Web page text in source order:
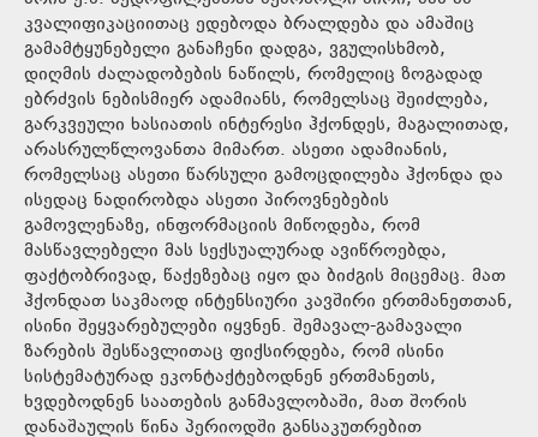
კვალიფიკაციითაც ედებოდა ბრალდება და ამაშიც
გამამტყუნებელი განაჩენი დადგა, ვგულისხმობ,
დიღმის ძალადობების ნაწილს, რომელიც ზოგადად
ებრძვის ნებისმიერ ადამიანს, რომელსაც შეიძლება,
გარკვეული ხასიათის ინტერესი ჰქონდეს, მაგალითად,
არასრულწლოვანთა მიმართ. ასეთი ადამიანის,
რომელსაც ასეთი წარსული გამოცდილება ჰქონდა და
ისედაც ნადირობდა ასეთი პიროვნებების
გამოვლენაზე, ინფორმაციის მიწოდება, რომ
მასწავლებელი მას სექსუალურად ავიწროებდა,
ფაქტობრივად, წაქეზებაც იყო და ბიძგის მიცემაც. მათ
ჰქონდათ საკმაოდ ინტენსიური კავშირი ერთმანეთთან,
ისინი შეყვარებულები იყვნენ. შემავალ-გამავალი
ზარების შესწავლითაც ფიქსირდება, რომ ისინი
სისტემატურად ეკონტაქტებოდნენ ერთმანეთს,
ხვდებოდნენ საათების განმავლობაში, მათ შორის
დანაშაულის წინა პერიოდში განსაკუთრებით